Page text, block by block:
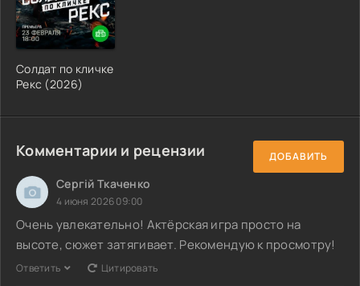
Солдат по кличке
Рекс (2026)
Комментарии и рецензии ДОБАВИТЬ
Сергій Ткаченко
4 июня 2026 09:00
Очень увлекательно! Актёрская игра просто на
высоте, сюжет затягивает. Рекомендую к просмотру!
Ответить Цитировать